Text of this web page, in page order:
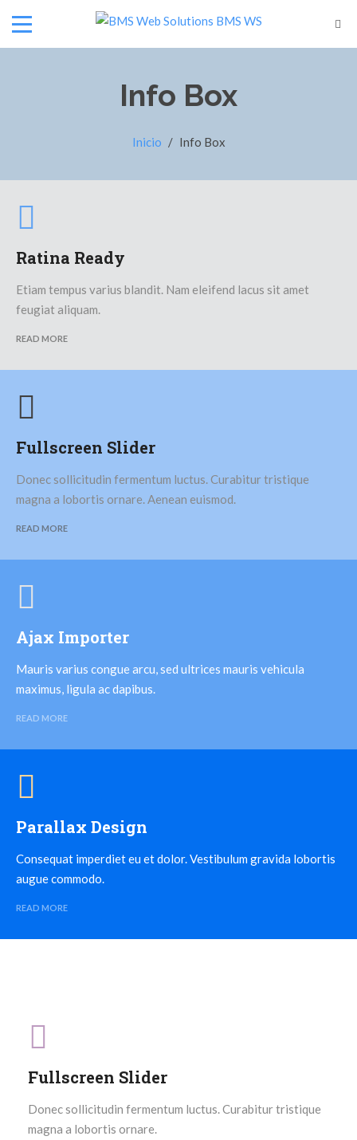
Info Box
Inicio / Info Box
Ratina Ready
Etiam tempus varius blandit. Nam eleifend lacus sit amet
feugiat aliquam.
READ MORE
Fullscreen Slider
Donec sollicitudin fermentum luctus. Curabitur tristique
magna a lobortis ornare. Aenean euismod.
READ MORE
Ajax Importer
Mauris varius congue arcu, sed ultrices mauris vehicula
maximus, ligula ac dapibus.
READ MORE
Parallax Design
Consequat imperdiet eu et dolor. Vestibulum gravida lobortis
augue commodo.
READ MORE
Fullscreen Slider
Donec sollicitudin fermentum luctus. Curabitur tristique
magna a lobortis ornare.